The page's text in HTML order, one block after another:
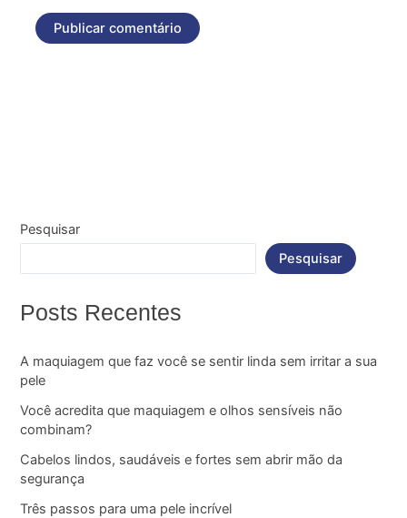
Pesquisar
Pesquisar
Posts Recentes
A maquiagem que faz você se sentir linda sem irritar a sua
pele
Você acredita que maquiagem e olhos sensíveis não
combinam?
Cabelos lindos, saudáveis e fortes sem abrir mão da
segurança
Três passos para uma pele incrível